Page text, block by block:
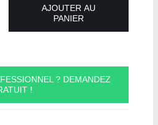
AJOUTER AU
PANIER
? DEMANDEZ
!